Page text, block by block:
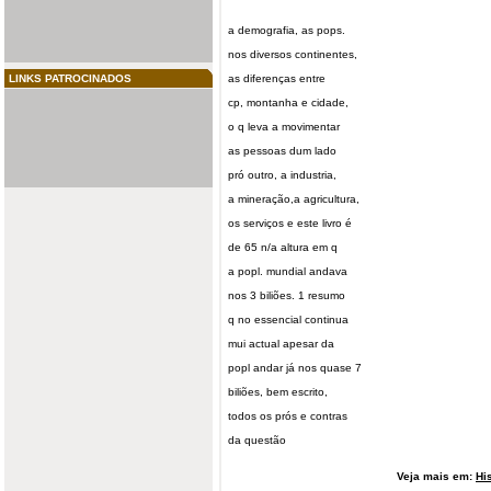
LINKS PATROCINADOS
a demografia, as pops.
nos diversos continentes,
as diferenças entre
cp, montanha e cidade,
o q leva a movimentar
as pessoas dum lado
pró outro, a industria,
a mineração,a agricultura,
os serviços e este livro é
de 65 n/a altura em q
a popl. mundial andava
nos 3 biliões. 1 resumo
q no essencial continua
mui actual apesar da
popl andar já nos quase 7
biliões, bem escrito,
todos os prós e contras
da questão
Veja mais em: